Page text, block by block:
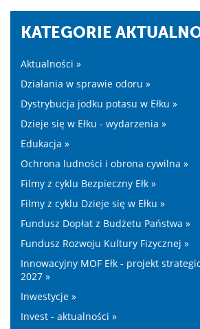
KATEGORIE
Aktualności »
Działania w sprawie odoru »
Dystrybucja jodku potasu w Ełku »
Dzieje się w Ełku - wydarzenia »
Edukacja »
Ochrona ludności i obrona cywilna »
Filmy z cyklu Bezpieczny Ełk »
Filmy z cyklu Dzieje się w Ełku »
Fundusz Dopłat z Budżetu Państwa »
Fundusz Rozwoju Kultury Fizycznej »
Innowacyjny MOF Ełk - projekt
2027 »
Inwestycje »
Invest - aktualności »